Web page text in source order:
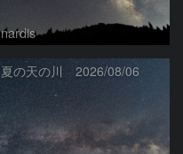
nardis
夏の天の川 2026/08/06